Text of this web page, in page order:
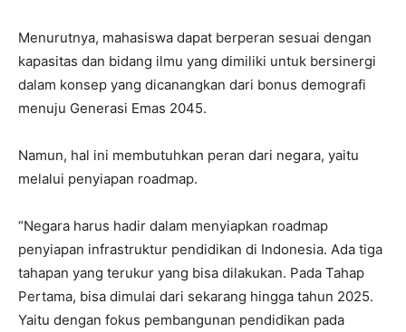
Menurutnya, mahasiswa dapat berperan sesuai dengan
kapasitas dan bidang ilmu yang dimiliki untuk bersinergi
dalam konsep yang dicanangkan dari bonus demografi
menuju Generasi Emas 2045.
Namun, hal ini membutuhkan peran dari negara, yaitu
melalui penyiapan roadmap.
“Negara harus hadir dalam menyiapkan roadmap
penyiapan infrastruktur pendidikan di Indonesia. Ada tiga
tahapan yang terukur yang bisa dilakukan. Pada Tahap
Pertama, bisa dimulai dari sekarang hingga tahun 2025.
Yaitu dengan fokus pembangunan pendidikan pada